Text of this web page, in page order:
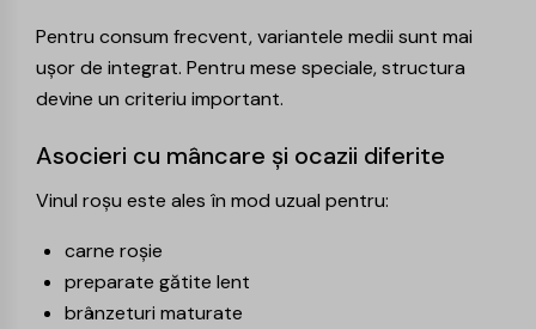
Pentru consum frecvent, variantele medii sunt mai
ușor de integrat. Pentru mese speciale, structura
devine un criteriu important.
Asocieri cu mâncare și ocazii diferite
Vinul roșu este ales în mod uzual pentru:
carne roșie
preparate gătite lent
brânzeturi maturate